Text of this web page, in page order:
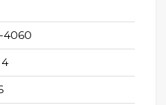
4060